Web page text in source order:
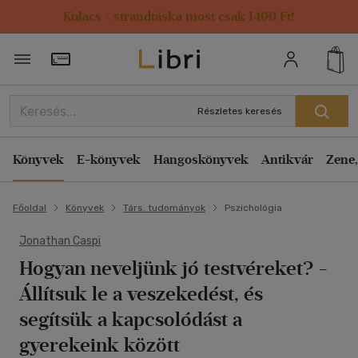
Kulacs / strandtáska most csak 1499 Ft!
Törzsvásárlói Kártya adatai
Részletes keresés
Könyvek E-könyvek Hangoskönyvek Antikvár
Főoldal Könyvek Társ. tudományok Pszichológia
Jonathan Caspi
Hogyan neveljünk jó testvéreket? -
Állítsuk le a veszekedést, és
segítsük a kapcsolódást a
gyerekeink között